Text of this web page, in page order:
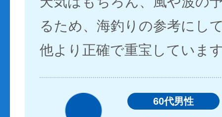
るため、海釣りの参考にし
他より正確で重宝していま
60代男性